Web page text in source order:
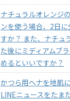
ナチュラルオレンジ
ンを使う場合、2日
すか？ また、ナチュ
た後にミディアムブ
めるといいですか？
かつら用ヘナを地肌
LINEニュースをたま